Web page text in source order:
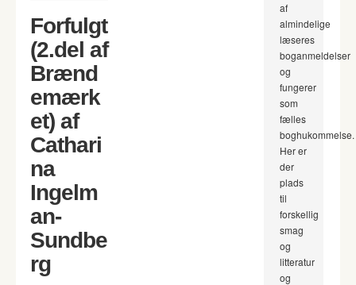
Forfulgt
(2.del af
Brænd
emærk
et) af
Cathari
na
Ingelm
an-
Sundbe
rg
af
almindelige
læseres
boganmeldelser
og
fungerer
som
fælles
boghukommelse.
Her er
der
plads
til
forskellig
smag
og
litteratur
og